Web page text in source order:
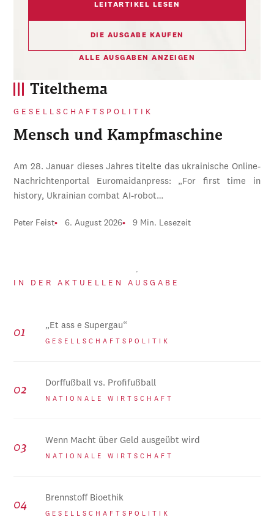
Titelthema
GESELLSCHAFTSPOLITIK
Mensch und Kampfmaschine
Am 28. Januar dieses Jahres titelte das ukrainische Online-
Nachrichtenportal Euromaidanpress: „For first time in
history, Ukrainian combat AI-robot…
Peter Feist 6. August 2026 9 Min. Lesezeit
IN DER AKTUELLEN AUSGABE
„Et ass e Supergau“
GESELLSCHAFTSPOLITIK
Dorffußball vs. Profifußball
NATIONALE WIRTSCHAFT
Wenn Macht über Geld ausgeübt wird
NATIONALE WIRTSCHAFT
Brennstoff Bioethik
GESELLSCHAFTSPOLITIK
LEITARTIKEL LESEN
DIE AUSGABE KAUFEN
ALLE AUSGABEN ANZEIGEN